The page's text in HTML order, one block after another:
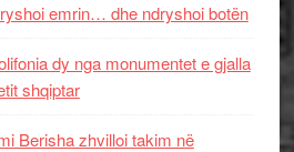
emrin… dhe ndryshoi botën
dy nga monumentet e gjalla
shqiptar
Berisha zhvilloi takim në